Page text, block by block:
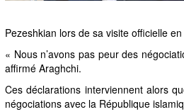
Pezeshkian lors de sa visite officielle
« Nous n’avons pas peur des
affirmé Araghchi.
Ces déclarations interviennent alors
négociations avec la République